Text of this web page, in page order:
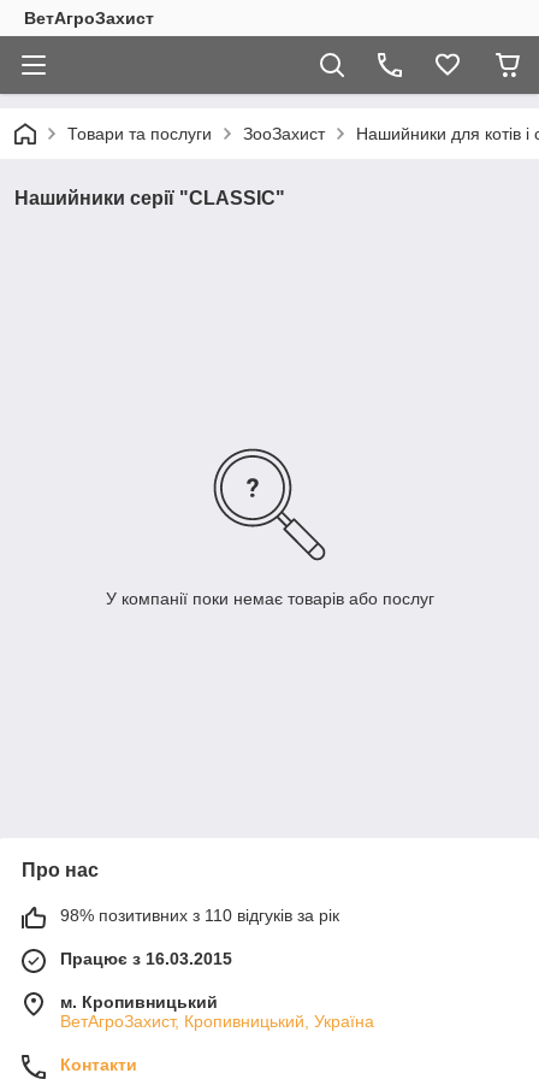
ВетАгроЗахист
Товари та послуги ЗооЗахист Нашийники для котів і
Нашийники серії "CLASSIC"
У компанії поки немає товарів або послуг
Про нас
98% позитивних з 110 відгуків за рік
Працює з 16.03.2015
м. Кропивницький
ВетАгроЗахист, Кропивницький, Україна
Контакти